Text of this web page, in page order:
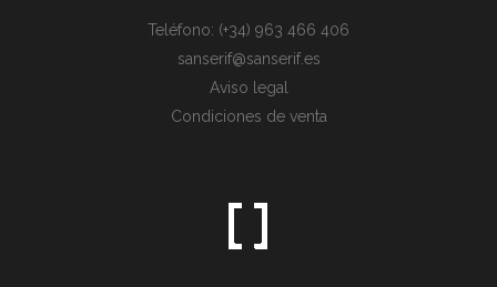
Teléfono: (+34) 963 466 406
sanserif@sanserif.es
Aviso legal
Condiciones de venta